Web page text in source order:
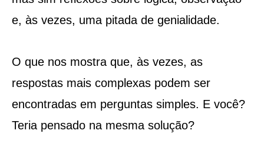
e, às vezes, uma pitada de genialidade.
O que nos mostra que, às vezes, as
respostas mais complexas podem ser
encontradas em perguntas simples. E você?
Teria pensado na mesma solução?